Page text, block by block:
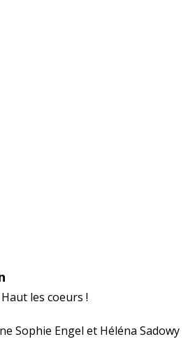
les coeurs !
Sophie Engel et Héléna Sadowy